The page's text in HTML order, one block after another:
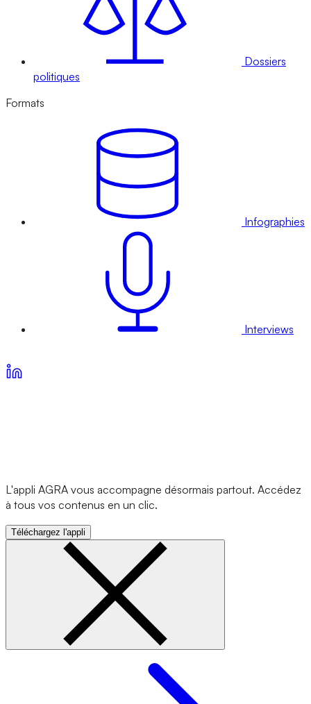
Dossiers
politiques
Formats
Infographies
Interviews
L'appli AGRA vous accompagne désormais partout. Accédez
à tous vos contenus en un clic.
Téléchargez l'appli